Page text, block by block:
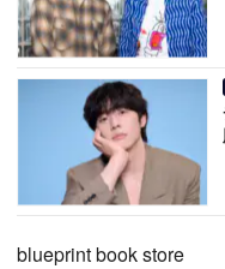
blueprint book store